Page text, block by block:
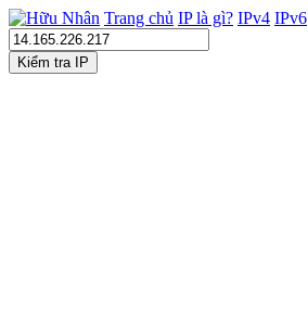
Trang chủ IP là gì? IPv4 IPv6
Kiểm tra IP